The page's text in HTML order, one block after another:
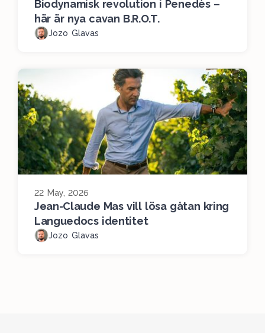
Biodynamisk revolution i Penedès –
här är nya cavan B.R.O.T.
Jozo Glavas
22 May, 2026
Jean-Claude Mas vill lösa gåtan kring
Languedocs identitet
Jozo Glavas